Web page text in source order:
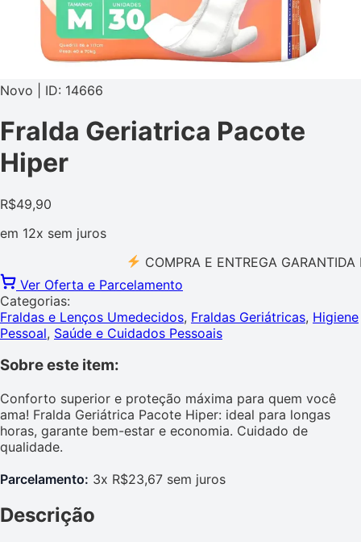
Novo | ID: 14666
Fralda Geriatrica Pacote
Hiper
R$49,90
em 12x sem juros
COMPRA E ENTREGA GARANTIDA
Ver Oferta e Parcelamento
Categorias:
Fraldas e Lenços Umedecidos, Fraldas Geriátricas, Higiene
Pessoal, Saúde e Cuidados Pessoais
Sobre este item:
Conforto superior e proteção máxima para quem você
ama! Fralda Geriátrica Pacote Hiper: ideal para longas
horas, garante bem-estar e economia. Cuidado de
qualidade.
Parcelamento: 3x R$23,67 sem juros
Descrição